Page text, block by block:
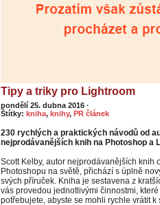
Tipy a triky pro Lightroom
pondělí 25. dubna 2016 ·
Štítky: kniha, knihy, PR článek
230 rychlých a praktických návodů od
nejprodávanějších knih na Photoshop a
Scott Kelby, autor nejprodávanějších knih
Photoshopu na světě, přichází s úplně
svých příruček. Kniha je sestavena z
vás provedou jednotlivými činnostmi,
potřebujete, abyste se mohli rychle vrátit k